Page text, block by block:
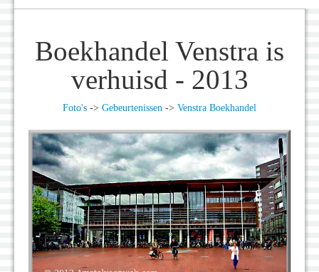
Boekhandel Venstra is
verhuisd - 2013
Foto's -> Gebeurtenissen -> Venstra Boekhandel